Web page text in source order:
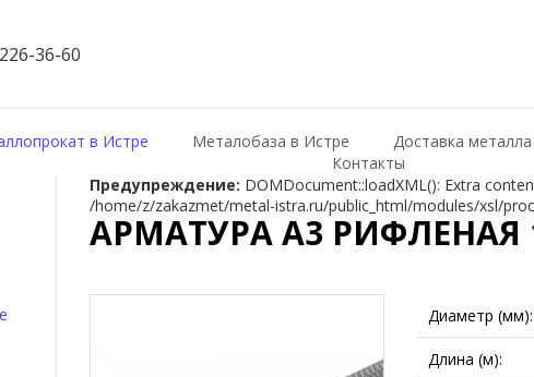
Предупреждение: DOMDocument::loadXML(): Extra
/home/z/zakazmet/metal-istra.ru/public_html/modules/xsl/
АРМАТУРА А3 РИФЛЕНАЯ
Диаметр (мм):
Длина (м):
36-60
в Истре Металобаза в Истре Доставка
Контакты